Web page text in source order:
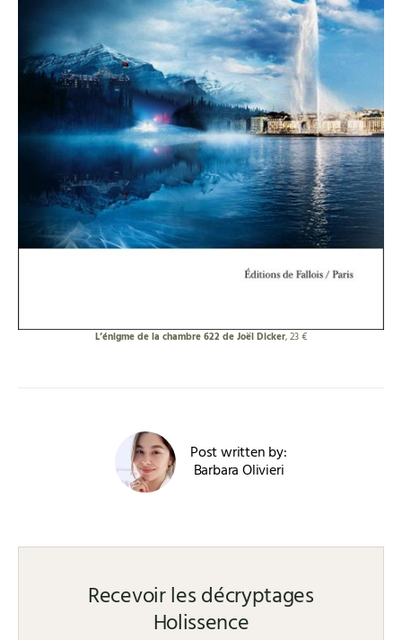
L’énigme de la chambre 622 de Joël Dicker, 23 €
Post written by:
Barbara Olivieri
Recevoir les décryptages
Holissence